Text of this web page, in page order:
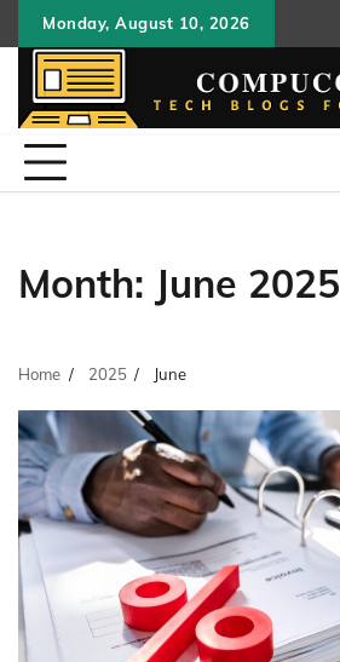
to
content
Monday, August 10, 2026
Month: June 2025
Home 2025 June